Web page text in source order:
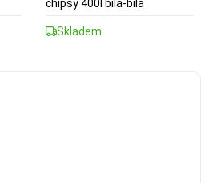
chipsy 400l bílá-bílá
Skladem